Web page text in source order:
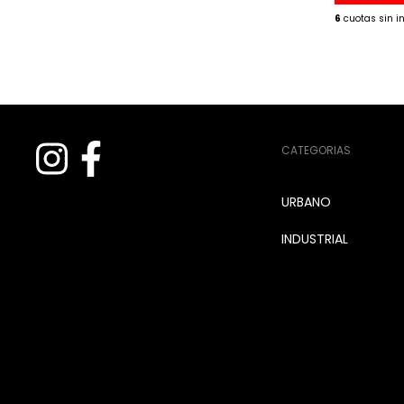
6
CATEGORIAS
URBANO
INDUSTRIAL